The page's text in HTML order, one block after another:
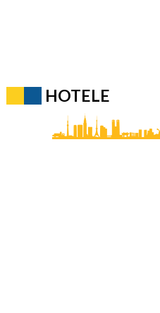
HOTELE